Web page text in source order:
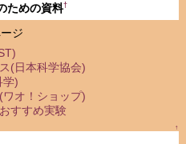
ための資料†
ジ
(日本科学協会)
学)
オ！ショップ)
すすめ実験
↑